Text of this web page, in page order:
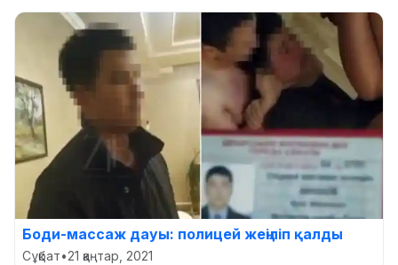
Боди-массаж дауы: полицей жеңіліп қалды
Сұқбат•21 қаңтар, 2021